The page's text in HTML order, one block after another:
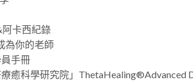
阿卡西紀錄
為你的老師
手冊
癒科學研究院」ThetaHealing®Advanced